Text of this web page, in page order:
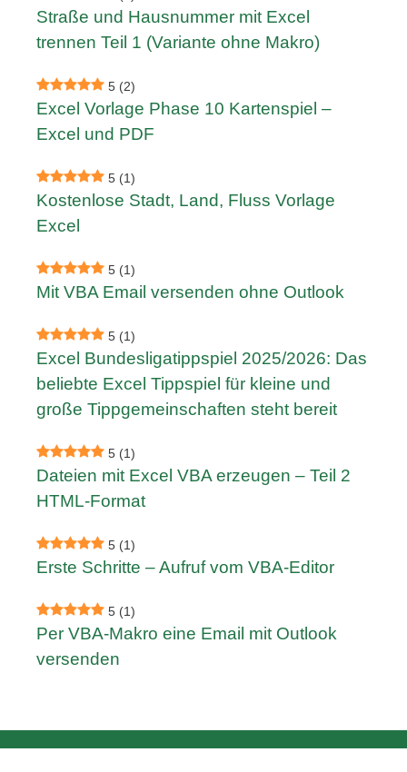
Straße und Hausnummer mit Excel
trennen Teil 1 (Variante ohne Makro)
5 (2)
Excel Vorlage Phase 10 Kartenspiel –
Excel und PDF
5 (1)
Kostenlose Stadt, Land, Fluss Vorlage
Excel
5 (1)
Mit VBA Email versenden ohne Outlook
5 (1)
Excel Bundesligatippspiel 2025/2026: Das
beliebte Excel Tippspiel für kleine und
große Tippgemeinschaften steht bereit
5 (1)
Dateien mit Excel VBA erzeugen – Teil 2
HTML-Format
5 (1)
Erste Schritte – Aufruf vom VBA-Editor
5 (1)
Per VBA-Makro eine Email mit Outlook
versenden